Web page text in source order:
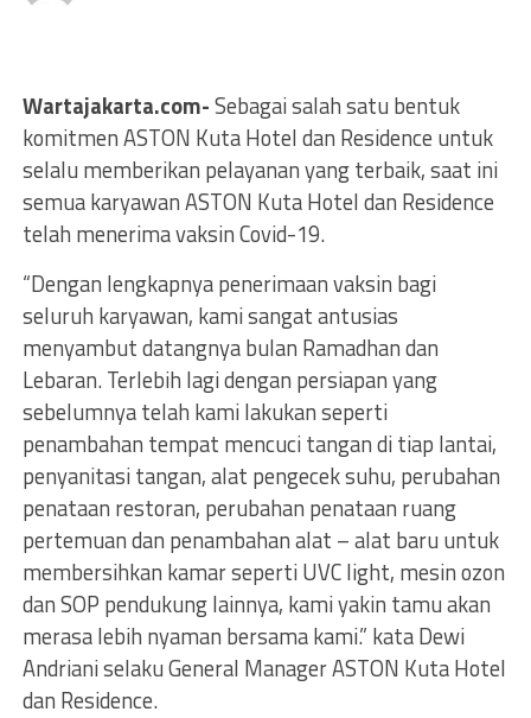
Wartajakarta.com-Sebagai salah satu bentuk
komitmen ASTON Kuta Hotel dan Residence untuk
selalu memberikan pelayanan yang terbaik, saat ini
semua karyawan ASTON Kuta Hotel dan Residence
telah menerima vaksin Covid-19.
“Dengan lengkapnya penerimaan vaksin bagi
seluruh karyawan, kami sangat antusias
menyambut datangnya bulan Ramadhan dan
Lebaran. Terlebih lagi dengan persiapan yang
sebelumnya telah kami lakukan seperti
penambahan tempat mencuci tangan di tiap lantai,
penyanitasi tangan, alat pengecek suhu, perubahan
penataan restoran, perubahan penataan ruang
pertemuan dan penambahan alat – alat baru untuk
membersihkan kamar seperti UVC light, mesin ozon
dan SOP pendukung lainnya, kami yakin tamu akan
merasa lebih nyaman bersama kami.” kata Dewi
Andriani selaku General Manager ASTON Kuta Hotel
dan Residence.